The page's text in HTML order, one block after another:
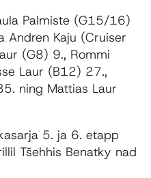
Palmiste (G15/16)
Andren Kaju (Cruiser
(G8) 9., Rommi
Laur (B12) 27.,
ning Mattias Laur
5. ja 6. etapp
Tšehhis Benatky nad